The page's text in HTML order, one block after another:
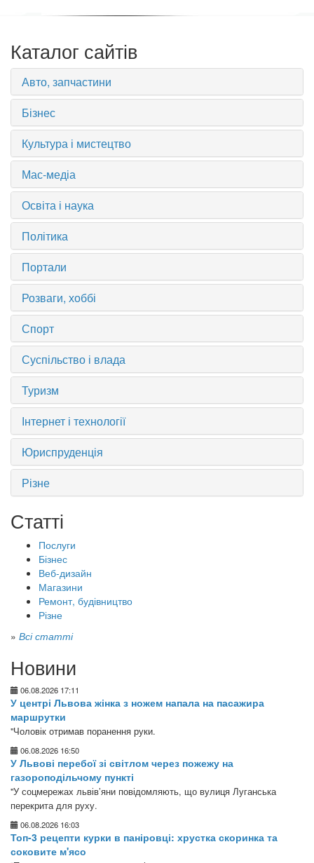
Каталог сайтів
Авто, запчастини
Бізнес
Культура і мистецтво
Мас-медіа
Освіта і наука
Політика
Портали
Розваги, хоббі
Спорт
Суспільство і влада
Туризм
Інтернет і технології
Юриспруденція
Різне
Статті
Послуги
Бізнес
Веб-дизайн
Магазини
Ремонт, будівництво
Різне
» Всі статті
Новини
06.08.2026 17:11
У центрі Львова жінка з ножем напала на пасажира
маршрутки
"Чоловік отримав поранення руки.
06.08.2026 16:50
У Львові перебої зі світлом через пожежу на
газороподільчому пункті
"У соцмережах львів’яни повідомляють, що вулиця Луганська
перекрита для руху.
06.08.2026 16:03
Топ-3 рецепти курки в паніровці: хрустка скоринка та
соковите м'ясо